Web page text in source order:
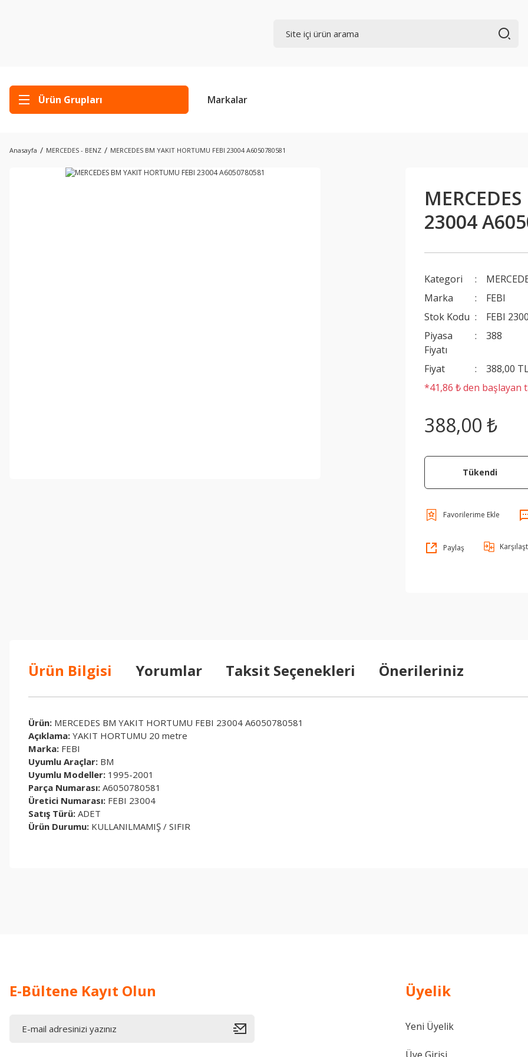
Ürün Grupları Markalar
Anasayfa MERCEDES - BENZ MERCEDES BM YAKIT HORTUMU FEBI 23004 A6050780581
23004
Kategori
Marka
FEBI
Stok Kodu
FEBI
Piyasa
Fiyatı
388
Fiyat
388,00
*41,86 ₺ den başlayan
388,00 ₺
Tükendi
Paylaş
Ürün Bilgisi Yorumlar Taksit Seçenekleri Önerileriniz
Ürün: MERCEDES BM YAKIT HORTUMU FEBI 23004 A6050780581
Açıklama: YAKIT HORTUMU 20 metre
Marka: FEBI
Uyumlu Araçlar: BM
Uyumlu Modeller: 1995-2001
Parça Numarası: A6050780581
Üretici Numarası: FEBI 23004
Satış Türü: ADET
Ürün Durumu: KULLANILMAMIŞ / SIFIR
E-Bültene Kayıt Olun Üyelik
Yeni Üyelik